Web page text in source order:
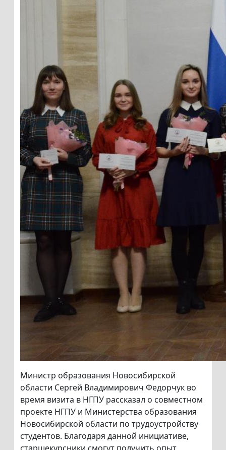
Министр образования Новосибирской
области Сергей Владимирович Федорчук во
время визита в НГПУ рассказал о совместном
проекте НГПУ и Министерства образования
Новосибирской области по трудоустройству
студентов. Благодаря данной инициативе,